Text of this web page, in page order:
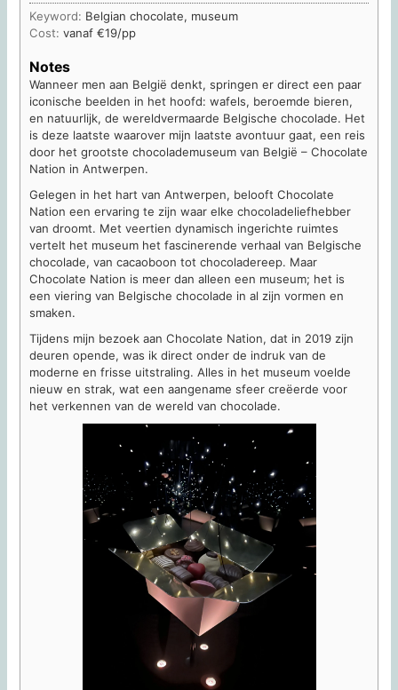
Keyword: Belgian chocolate, museum
Cost:vanaf €19/pp
Notes
Wanneer men aan België denkt, springen er direct een paar
iconische beelden in het hoofd: wafels, beroemde bieren,
en natuurlijk, de wereldvermaarde Belgische chocolade. Het
is deze laatste waarover mijn laatste avontuur gaat, een reis
door het grootste chocolademuseum van België – Chocolate
Nation in Antwerpen.
Gelegen in het hart van Antwerpen, belooft Chocolate
Nation een ervaring te zijn waar elke chocoladeliefhebber
van droomt. Met veertien dynamisch ingerichte ruimtes
vertelt het museum het fascinerende verhaal van Belgische
chocolade, van cacaoboon tot chocoladereep. Maar
Chocolate Nation is meer dan alleen een museum; het is
een viering van Belgische chocolade in al zijn vormen en
smaken.
Tijdens mijn bezoek aan Chocolate Nation, dat in 2019 zijn
deuren opende, was ik direct onder de indruk van de
moderne en frisse uitstraling. Alles in het museum voelde
nieuw en strak, wat een aangename sfeer creëerde voor
het verkennen van de wereld van chocolade.